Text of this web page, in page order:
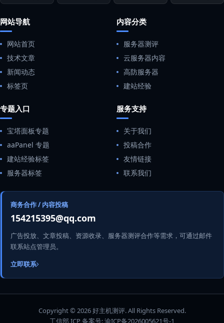
网站导航
网站首页
技术文章
新闻动态
标签页
内容分类
服务器测评
云服务器内容
高防服务器
建站经验
专题入口
宝塔面板专题
aaPanel 专题
建站经验标签
服务器标签
服务支持
关于我们
投稿合作
友情链接
联系我们
商务合作 / 内容投稿
154215395@qq.com
广告投放、文章投稿、资源收录、服务器测评合作等需求，可通过邮件
联系站点管理员。
立即联系
Copyright © 2026 好主机测评. All Rights Reserved.
工信部 ICP 备案号:渝ICP备2026005621号-1